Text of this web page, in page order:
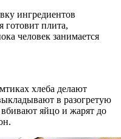
ингредиентов
готовит плита,
человек занимается
хлеба делают
в разогретую
вбивают яйцо и жарят до